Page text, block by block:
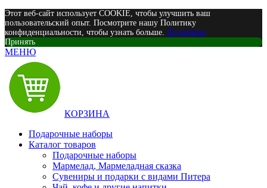
Этот веб-сайт использует COOKIE, чтобы улучшить ваш
пользовательский опыт. Посмотрите нашу Политику
конфиденциальности, чтобы узнать больше. Подробнее
Принять
МЕНЮ
КОРЗИНА
Подарочные наборы
Каталог товаров
Подарочные наборы
Мармелад, Мармеладная сказка
Сувениры и подарки с видами Питера